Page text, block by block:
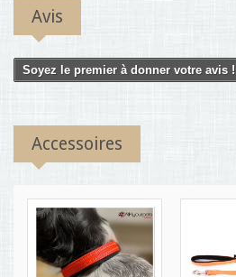
Avis
Soyez le premier à donner votre avis !
Accessoires